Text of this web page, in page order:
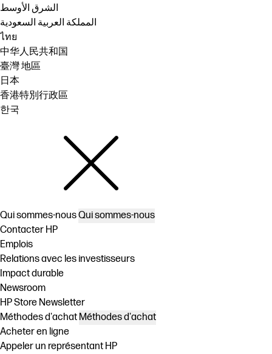
الشرق الأوسط
المملكة العربية السعودية
ไทย
中华人民共和国
臺灣 地區
日本
香港特別行政區
한국
Qui sommes-nousQui sommes-nous
Contacter HP
Emplois
Relations avec les investisseurs
Impact durable
Newsroom
HP Store Newsletter
Méthodes d'achat Méthodes d'achat
Acheter en ligne
Appeler un représentant HP